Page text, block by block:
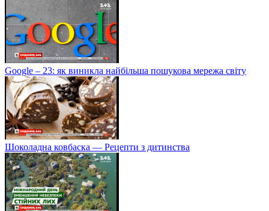
Google – 23: як виникла найбільша пошукова мережа світу
Шоколадна ковбаска — Рецепти з дитинства